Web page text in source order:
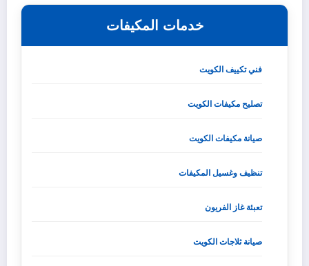
خدمات المكيفات
فني تكييف الكويت
تصليح مكيفات الكويت
صيانة مكيفات الكويت
تنظيف وغسيل المكيفات
تعبئة غاز الفريون
صيانة ثلاجات الكويت